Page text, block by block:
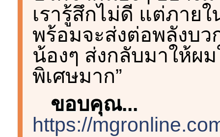
เรารู้สึกไม่ดี แต่ภาย
พร้อมจะส่งต่อพลังบ
น้องๆ ส่งกลับมาให้ผ
พิเศษมาก”
ขอบคุณ...
https://